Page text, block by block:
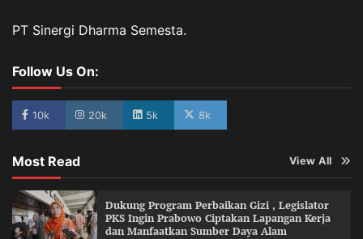
PT Sinergi Dharma Semesta.
Follow Us On:
10k 20k 5k 8k
Most Read View All
Dukung Program Perbaikan Gizi , Legislator
PKS Ingin Prabowo Ciptakan Lapangan Kerja
dan Manfaatkan Sumber Daya Alam